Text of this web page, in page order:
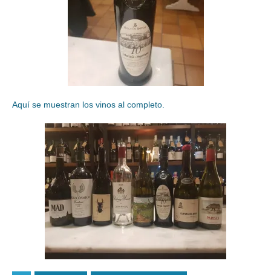
Aquí se muestran los vinos al completo.